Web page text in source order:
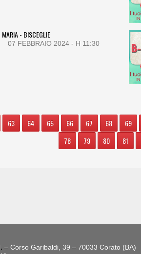
MARIA - BISCEGLIE
07 FEBBRAIO 2024 - H 11:30
63 64 65 66 67 68 69
78
79 80 81
– Corso Garibaldi, 39 – 70033 Corato (BA)